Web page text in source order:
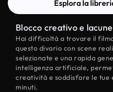
Esplora la
Blocco creativo e
Hai difficoltà a trovare il
questo divario con scene
selezionate e una rapida
intelligenza artificiale,
creatività e soddisfare le tue
minuti.